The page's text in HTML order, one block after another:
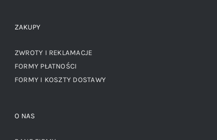
ZAKUPY
ZWROTY I REKLAMACJE
FORMY PŁATNOŚCI
FORMY I KOSZTY DOSTAWY
O NAS